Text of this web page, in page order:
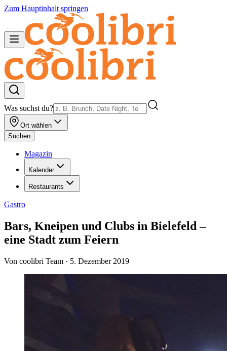
Zum Hauptinhalt springen
Was suchst du?
Ort wählen
Suchen
Magazin
Kalender
Restaurants
Gastro
Bars, Kneipen und Clubs in Bielefeld –
eine Stadt zum Feiern
Von coolibri Team · 5. Dezember 2019